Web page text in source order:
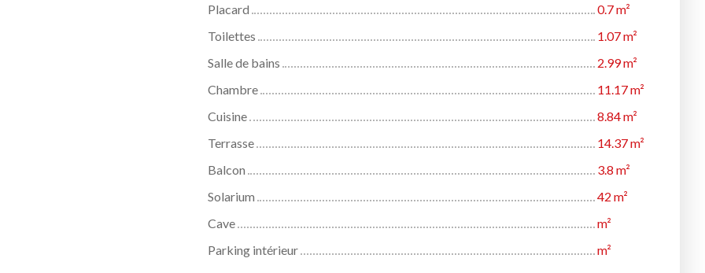
Placard
0.7 m²
Toilettes
1.07 m²
Salle de bains
2.99 m²
Chambre
11.17 m²
Cuisine
8.84 m²
Terrasse
14.37 m²
Balcon
3.8 m²
Solarium
42 m²
Cave
m²
Parking intérieur
m²